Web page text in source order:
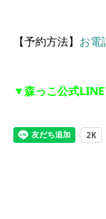
【予約方法】 お電
▼森っこ公式LINE